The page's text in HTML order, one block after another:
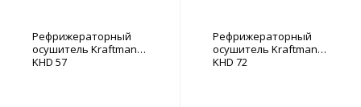
Рефрижераторный
осушитель Kraftmann
KHD 57
Рефрижераторный
осушитель Kraftmann
KHD 72